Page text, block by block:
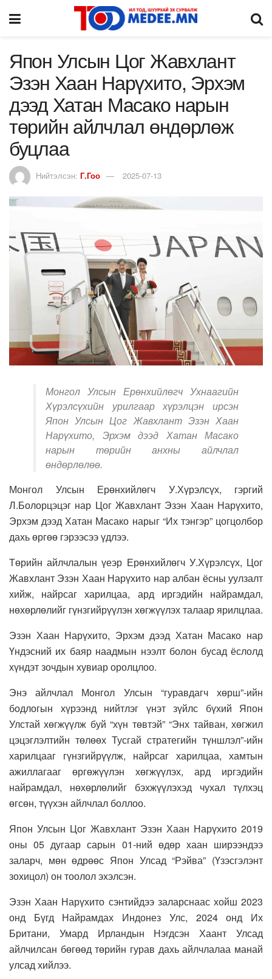
Япон Улсын Цог Жавхлант
Эзэн Хаан Нарүхито, Эрхэм
дээд Хатан Масако нарын
төрийн айлчлал өндөрлөж
буцлаа
Нийтэлсэн: Г.Гоо 2025-07-13
Монгол Улсын Ерөнхийлөгч Ухнаагийн
Хүрэлсүхийн урилгаар хүрэлцэн ирсэн
Япон Улсын Цог Жавхлант Эзэн Хаан
Нарүхито, Эрхэм дээд Хатан Масако
нарын төрийн анхны айлчлал
өндөрлөлөө.
Монгол Улсын Ерөнхийлөгч У.Хүрэлсүх, гэргий
Л.Болорцэцэг нар Цог Жавхлант Эзэн Хаан Нарүхито,
Эрхэм дээд Хатан Масако нарыг “Их тэнгэр” цогцолбор
дахь өргөө гэрээсээ үдлээ.
Төрийн айлчлалын үеэр Ерөнхийлөгч У.Хүрэлсүх, Цог
Жавхлант Эзэн Хаан Нарүхито нар албан ёсны уулзалт
хийж, найрсаг харилцаа, ард иргэдийн найрамдал,
нөхөрлөлийг гүнзгийрүүлэн хөгжүүлэх талаар ярилцлаа.
Эзэн Хаан Нарүхито, Эрхэм дээд Хатан Масако нар
Үндэсний их баяр наадмын нээлт болон бусад ёслолд
хүндэт зочдын хувиар оролцлоо.
Энэ айлчлал Монгол Улсын “гуравдагч хөрш”-ийн
бодлогын хүрээнд нийтлэг үнэт зүйлс бүхий Япон
Улстай хөгжүүлж буй “хүн төвтэй” “Энх тайван, хөгжил
цэцэглэлтийн төлөөх Тусгай стратегийн түншлэл”-ийн
харилцааг гүнзгийрүүлж, найрсаг харилцаа, хамтын
ажиллагааг өргөжүүлэн хөгжүүлэх, ард иргэдийн
найрамдал, нөхөрлөлийг бэхжүүлэхэд чухал түлхэц
өгсөн, түүхэн айлчлал боллоо.
Япон Улсын Цог Жавхлант Эзэн Хаан Нарүхито 2019
оны 05 дугаар сарын 01-ний өдөр хаан ширээндээ
заларч, мөн өдрөөс Япон Улсад “Рэйва” (Үзэсгэлэнт
зохицол) он тоолол эхэлсэн.
Эзэн Хаан Нарүхито сэнтийдээ заларснаас хойш 2023
онд Бүгд Найрамдах Индонез Улс, 2024 онд Их
Британи, Умард Ирландын Нэгдсэн Хаант Улсад
айлчилсан бөгөөд төрийн гурав дахь айлчлалаа манай
улсад хийлээ.